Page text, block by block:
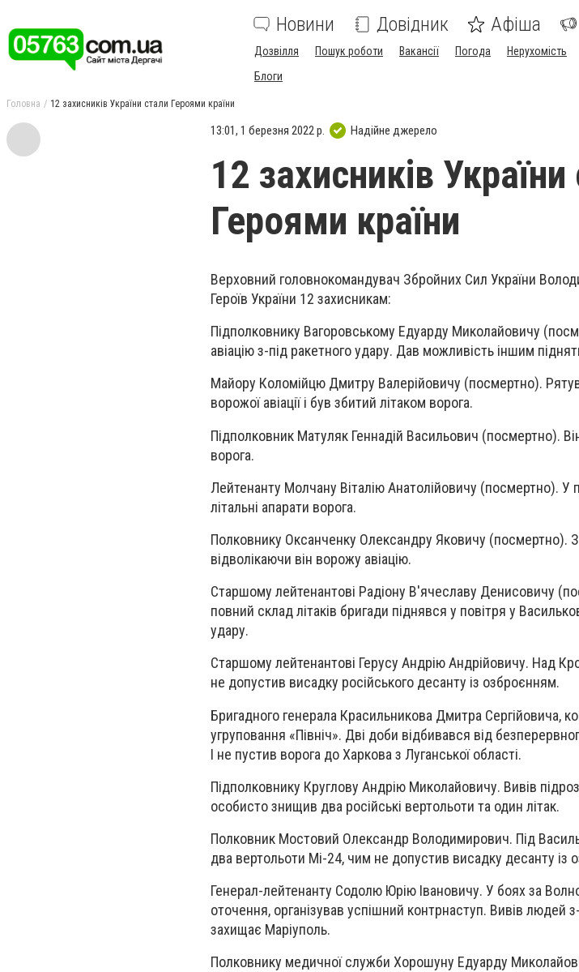
Новини Довідник Афіша
Дозвілля Пошук роботи Вакансії Погода Нерухомість
Блоги
Головна 12 захисників України стали Героями країни
13:01, 1 березня 2022 р. Надійне джерело
12 захисників України
Героями країни
Верховний головнокомандувач Збройних Сил України
Героїв України 12 захисникам:
Підполковнику Вагоровському Едуарду Миколайовичу
авіацію з-під ракетного удару. Дав можливість іншим
Майору Коломійцю Дмитру Валерійовичу (посмертно).
ворожої авіації і був збитий літаком ворога.
Підполковник Матуляк Геннадій Васильович (посмертно).
ворога.
Лейтенанту Молчану Віталію Анатолійовичу (посмертно).
літальні апарати ворога.
Полковнику Оксанченку Олександру Яковичу (посмертно).
відволікаючи він ворожу авіацію.
Старшому лейтенантові Радіону В'ячеславу Денисовичу
повний склад літаків бригади піднявся у повітря у
удару.
Старшому лейтенантові Герусу Андрію Андрійовичу. Над
не допустив висадку російського десанту із озброєнням.
Бригадного генерала Красильникова Дмитра Сергійовича,
угруповання «Північ». Дві доби відбивався від
І не пустив ворога до Харкова з Луганської області.
Підполковнику Круглову Андрію Миколайовичу. Вивів
особисто знищив два російські вертольоти та один літак.
Полковник Мостовий Олександр Володимирович. Під
два вертольоти Мі-24, чим не допустив висадку десанту із
Генерал-лейтенанту Содолю Юрію Івановичу. У боях за
оточення, організував успішний контрнаступ. Вивів людей
захищає Маріуполь.
Полковнику медичної служби Хорошуну Едуарду